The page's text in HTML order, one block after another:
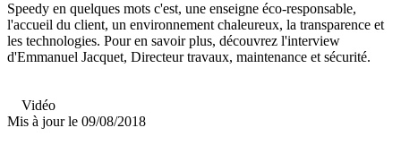
Speedy en quelques mots c'est, une enseigne éco-responsable,
l'accueil du client, un environnement chaleureux, la transparence et
les technologies. Pour en savoir plus, découvrez l'interview
d'Emmanuel Jacquet, Directeur travaux, maintenance et sécurité.
Vidéo
Mis à jour le 09/08/2018